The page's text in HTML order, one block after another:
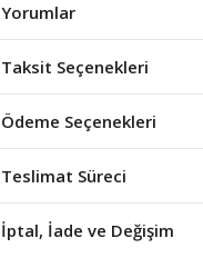
Yorumlar
Taksit Seçenekleri
Ödeme Seçenekleri
Teslimat Süreci
İptal, İade ve Değişim